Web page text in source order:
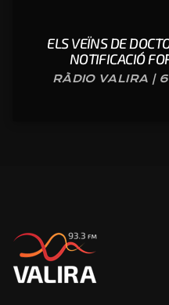
ELS VEÏNS DE
NOTIFICACIÓ
RÀDIO VALIRA |